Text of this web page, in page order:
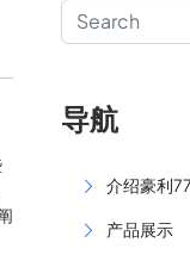
导航
介绍豪利
产品展示